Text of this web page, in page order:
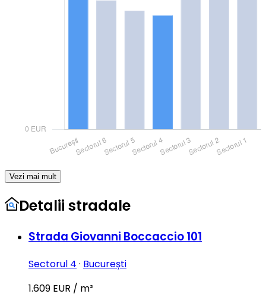
Vezi mai mult
Detalii stradale
Strada Giovanni Boccaccio 101
Sectorul 4 · București
1.609 EUR / m²